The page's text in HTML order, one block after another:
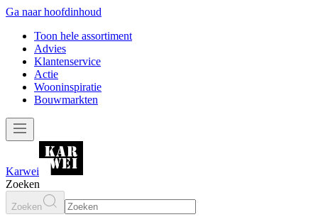
Ga naar hoofdinhoud
Toon hele assortiment
Advies
Klantenservice
Actie
Wooninspiratie
Bouwmarkten
Karwei
Zoeken
Zoeken